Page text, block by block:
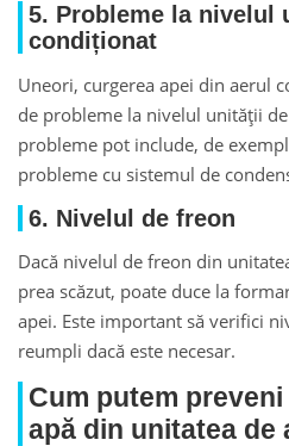
5. Probleme la nivelul
condiționat
Uneori, curgerea apei din aerul
de probleme la nivelul unității
probleme pot include, de
probleme cu sistemul de
6. Nivelul de freon
Dacă nivelul de freon din
prea scăzut, poate duce la
apei. Este important să verifici
reumpli dacă este necesar.
Cum putem
apă din unitatea de